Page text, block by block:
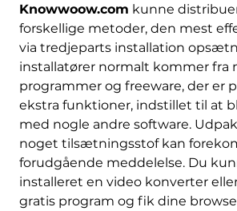
Knowwoow.com kunne
forskellige metoder, den mest
via tredjeparts installation
installatører normalt kommer fra
programmer og freeware, der er
ekstra funktioner, indstillet til at
med nogle andre software.
noget tilsætningsstof kan
forudgående meddelelse. Du
installeret en video konverter
gratis program og fik dine